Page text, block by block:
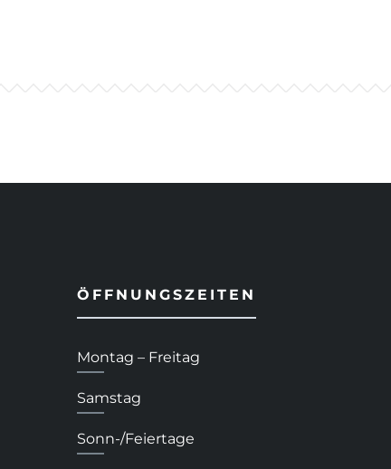
ÖFFNUNGSZEITEN
Montag – Freitag
Samstag
Sonn-/Feiertage